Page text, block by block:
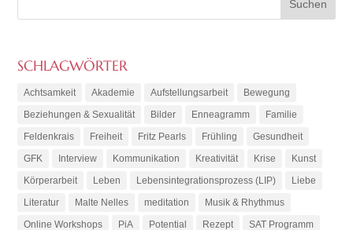
SCHLAGWÖRTER
Achtsamkeit Akademie Aufstellungsarbeit
Bewegung
Beziehungen & Sexualität
Bilder Enneagramm
Familie
Feldenkrais
Freiheit Fritz Pearls Frühling
Gesundheit
GFK
Interview Kommunikation Kreativität Krise
Kunst
Körperarbeit
Leben Lebensintegrationsprozess (LIP)
Liebe
Literatur
Malte Nelles meditation
Musik & Rhythmus
Online Workshops
PiA Potential Rezept SAT Programm